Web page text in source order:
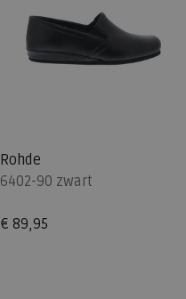
Rohde
6402-90 zwart
€ 89,95